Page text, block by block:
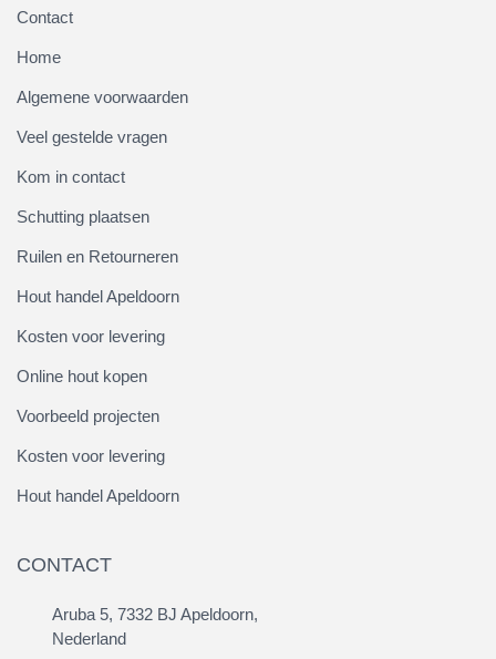
Contact
Home
Algemene voorwaarden
Veel gestelde vragen
Kom in contact
Schutting plaatsen
Ruilen en Retourneren
Hout handel Apeldoorn
Kosten voor levering
Online hout kopen
Voorbeeld projecten
Kosten voor levering
Hout handel Apeldoorn
CONTACT
Aruba 5, 7332 BJ Apeldoorn,
Nederland